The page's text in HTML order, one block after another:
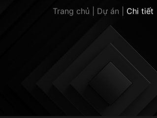
Trang chủ | Dự án | Chi tiết